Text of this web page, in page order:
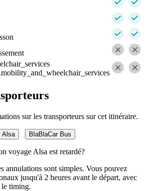
sur les transporteurs sur cet itinéraire.
Alsa BlaBlaCar Bus
voyage Alsa est retardé?
annulations sont simples. Vous pouvez
jusqu'à 2 heures avant le départ, avec
le timing.